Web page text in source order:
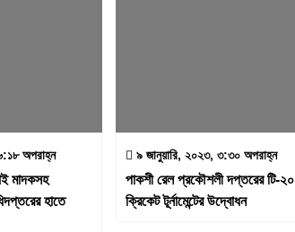
অপরাহ্ন
মাদকসহ
হাতে
৯ জানুয়ারি, ২০২৩, ৩:৩০ অপরাহ্ন
পাকশী রেল প্রকৌশলী দপ্তরের টি-২০
ক্রিকেট টূর্নামেন্টের উদ্বোধন